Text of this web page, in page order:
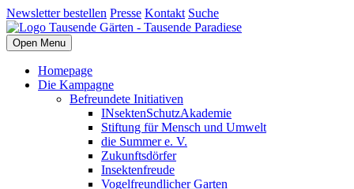
Newsletter bestellen Presse Kontakt Suche
Open Menu
Homepage
Die Kampagne
Befreundete Initiativen
INsektenSchutzAkademie
Stiftung für Mensch und Umwelt
die Summer e. V.
Zukunftsdörfer
Insektenfreude
Vogelfreundlicher Garten